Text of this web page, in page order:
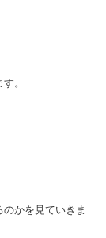
。
かを見ていきま